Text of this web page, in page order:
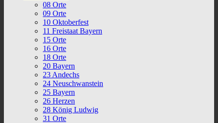
08 Orte
09 Orte
10 Oktoberfest
11 Freistaat Bayern
15 Orte
16 Orte
18 Orte
20 Bayern
23 Andechs
24 Neuschwanstein
25 Bayern
26 Herzen
28 König Ludwig
31 Orte